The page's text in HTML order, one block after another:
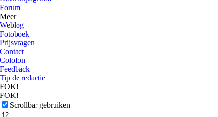
Forum
Meer
Weblog
Fotoboek
Prijsvragen
Contact
Colofon
Feedback
Tip de redactie
FOK!
FOK!
Scrollbar gebruiken